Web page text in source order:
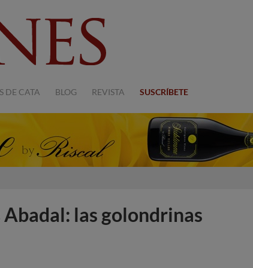
DE CATA BLOG REVISTA SUSCRÍBETE
las golondrinas